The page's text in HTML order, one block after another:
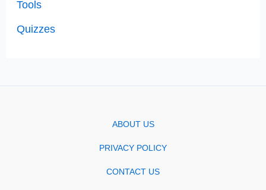
Tools
Quizzes
ABOUT US
PRIVACY POLICY
CONTACT US